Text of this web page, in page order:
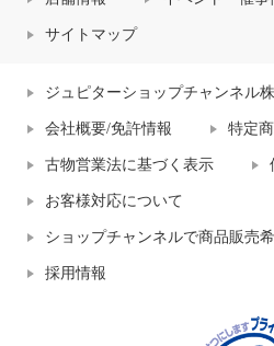
サイトマップ
ジュピターショップチャンネル
会社概要/免許情報 特定
古物営業法に基づく表示
お客様対応について
ショップチャンネルで商品販売
採用情報